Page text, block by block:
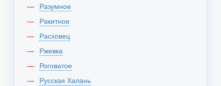
Разумное
Ракитное
Расховец
Ржевка
Роговатое
Русская Халань